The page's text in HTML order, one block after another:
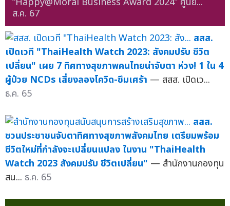
ส.ค. 67
สสส.
เปิดเวที "ThaiHealth Watch 2023: สังคมปรับ ชีวิต
เปลี่ยน" เผย 7 ทิศทางสุขภาพคนไทยน่าจับตา ห่วง! 1 ใน 4
ผู้ป่วย NCDs เสี่ยงลองโควิด-ซึมเศร้า — สสส. เปิดเว...
ธ.ค. 65
สสส.
ชวนประชาชนจับตาทิศทางสุขภาพสังคมไทย เตรียมพร้อม
ชีวิตใหม่ที่กำลังจะเปลี่ยนแปลง ในงาน "ThaiHealth
Watch 2023 สังคมปรับ ชีวิตเปลี่ยน" — สำนักงานกองทุน
สน... ธ.ค. 65